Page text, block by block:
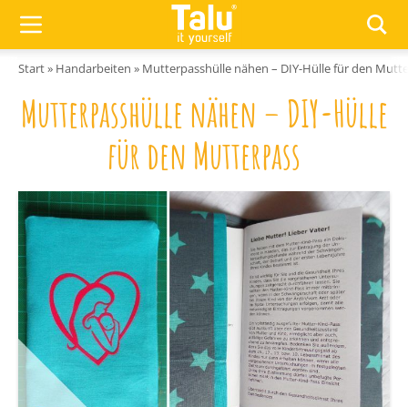
Start» Handarbeiten » Mutterpasshülle nähen – DIY-Hülle für den
Mutterpasshülle nähen – DIY-Hülle
für den Mutterpass